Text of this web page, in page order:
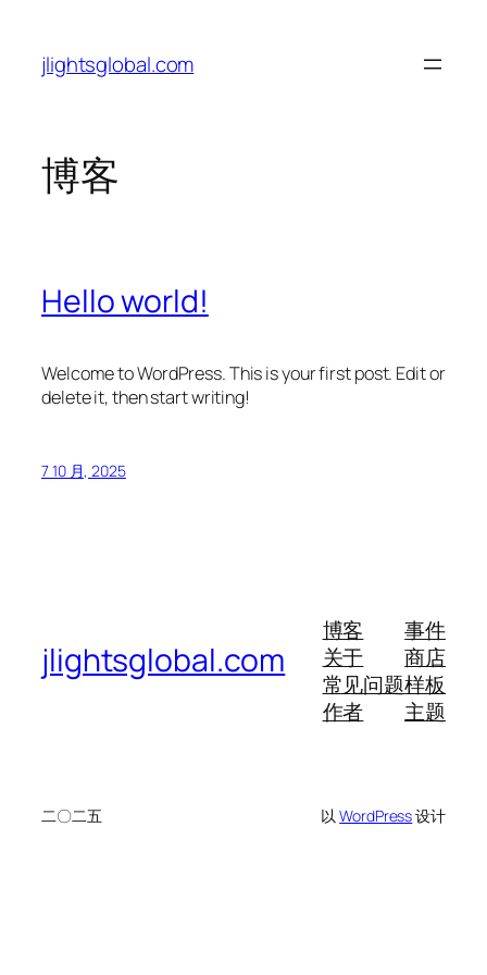
jlightsglobal.com
博客
Hello world!
Welcome to WordPress. This is your first post. Edit or
delete it, then start writing!
7 10 月, 2025
jlightsglobal.com
博客
关于
常见问题
作者
事件
商店
样板
主题
二〇二五 以WordPress设计